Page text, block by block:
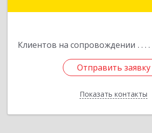
Клиентов на сопровождении
Отправить заявку
Показать контакты
Отправить заявку
Назад